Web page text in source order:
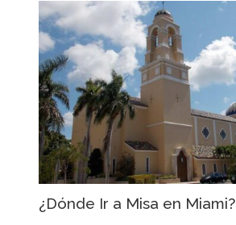
¿Dónde Ir a Misa en Miami?